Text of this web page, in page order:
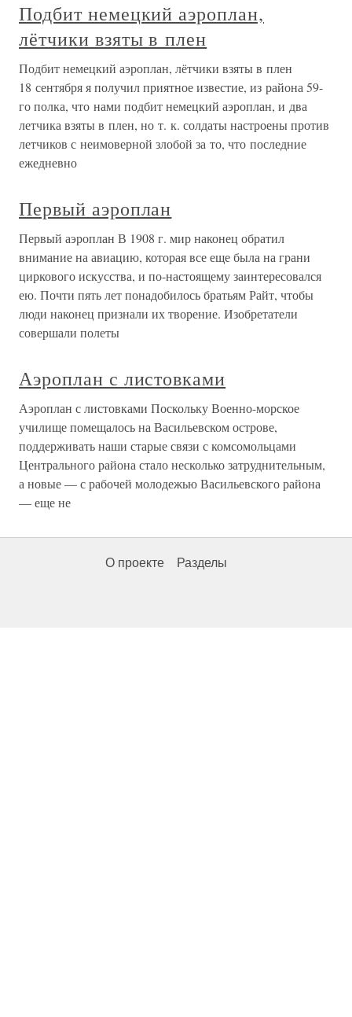
Подбит немецкий аэроплан,
лётчики взяты в плен
Подбит немецкий аэроплан, лётчики взяты в плен
18 сентября я получил приятное известие, из района 59-
го полка, что нами подбит немецкий аэроплан, и два
летчика взяты в плен, но т. к. солдаты настроены против
летчиков с неимоверной злобой за то, что последние
ежедневно
Первый аэроплан
Первый аэроплан В 1908 г. мир наконец обратил
внимание на авиацию, которая все еще была на грани
циркового искусства, и по-настоящему заинтересовался
ею. Почти пять лет понадобилось братьям Райт, чтобы
люди наконец признали их творение. Изобретатели
совершали полеты
Аэроплан с листовками
Аэроплан с листовками Поскольку Военно-морское
училище помещалось на Васильевском острове,
поддерживать наши старые связи с комсомольцами
Центрального района стало несколько затруднительным,
а новые — с рабочей молодежью Васильевского района
— еще не
О проекте Разделы